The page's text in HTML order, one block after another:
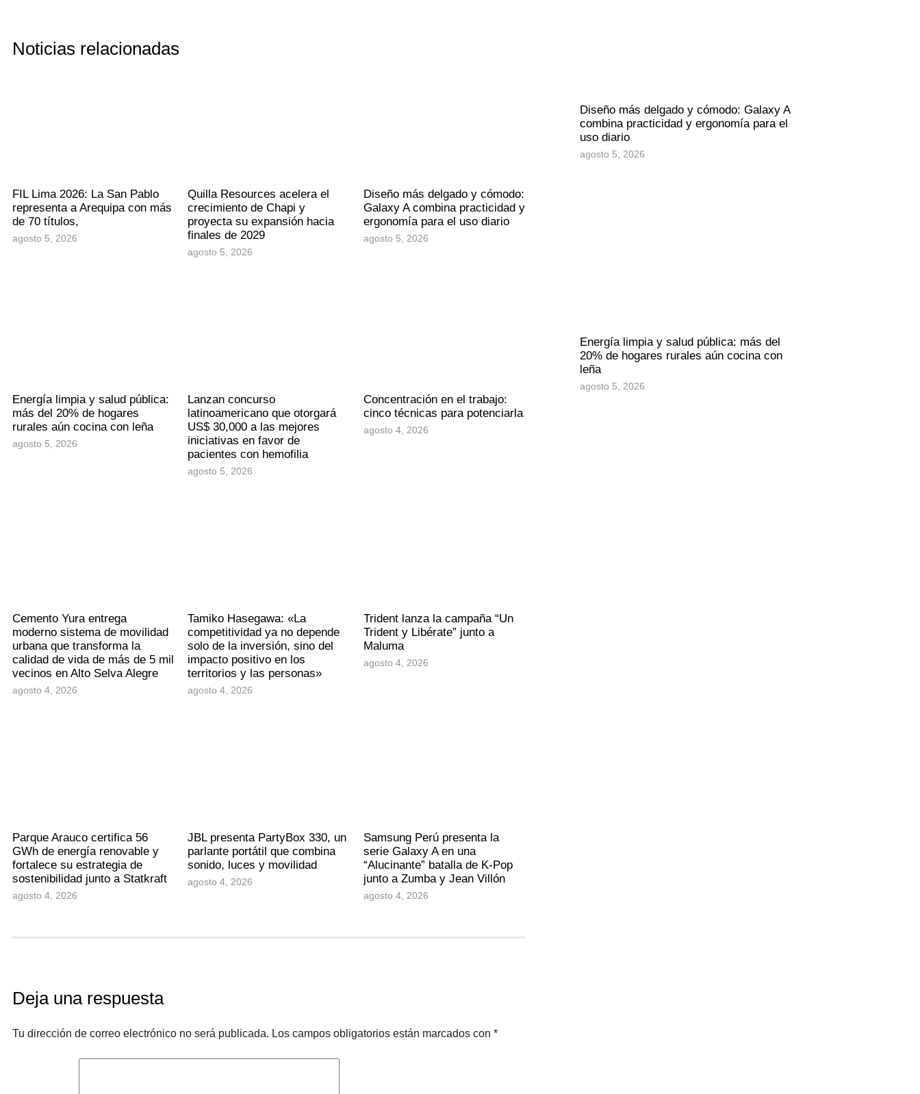
Noticias relacionadas
FIL Lima 2026: La San Pablo
representa a Arequipa con más
de 70 títulos,
agosto 5, 2026
Quilla Resources acelera el
crecimiento de Chapi y
proyecta su expansión hacia
finales de 2029
agosto 5, 2026
Diseño más delgado y cómodo:
Galaxy A combina practicidad y
ergonomía para el uso diario
agosto 5, 2026
Energía limpia y salud pública:
más del 20% de hogares
rurales aún cocina con leña
agosto 5, 2026
Lanzan concurso
latinoamericano que otorgará
US$ 30,000 a las mejores
iniciativas en favor de
pacientes con hemofilia
agosto 5, 2026
Concentración en el trabajo:
cinco técnicas para potenciarla
agosto 4, 2026
Cemento Yura entrega
moderno sistema de movilidad
urbana que transforma la
calidad de vida de más de 5 mil
vecinos en Alto Selva Alegre
agosto 4, 2026
Tamiko Hasegawa: «La
competitividad ya no depende
solo de la inversión, sino del
impacto positivo en los
territorios y las personas»
agosto 4, 2026
Trident lanza la campaña “Un
Trident y Libérate” junto a
Maluma
agosto 4, 2026
Parque Arauco certifica 56
GWh de energía renovable y
fortalece su estrategia de
sostenibilidad junto a Statkraft
agosto 4, 2026
JBL presenta PartyBox 330, un
parlante portátil que combina
sonido, luces y movilidad
agosto 4, 2026
Samsung Perú presenta la
serie Galaxy A en una
“Alucinante” batalla de K-Pop
junto a Zumba y Jean Villón
agosto 4, 2026
Deja una respuesta
Tu dirección de correo electrónico no será publicada. Los campos obligatorios están marcados con *
Diseño más delgado y cómodo: Galaxy A
combina practicidad y ergonomía para el
uso diario
agosto 5, 2026
Energía limpia y salud pública: más del
20% de hogares rurales aún cocina con
leña
agosto 5, 2026